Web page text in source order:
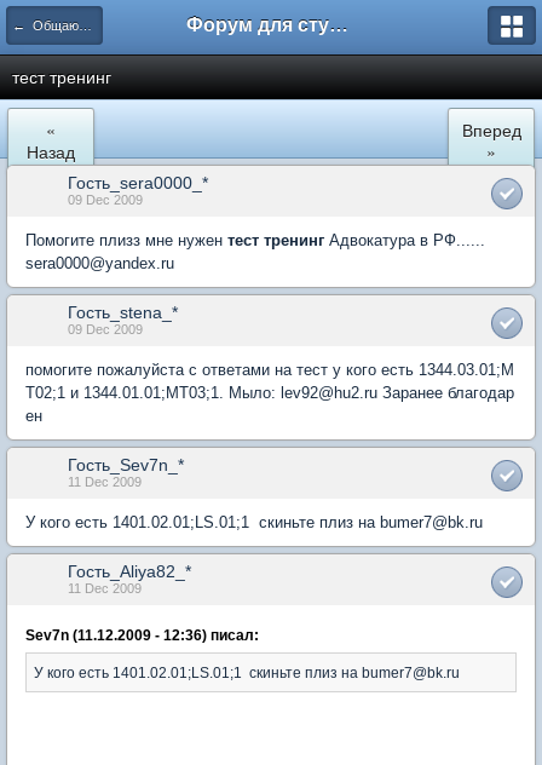
← Общаются экономисты Форум для студента СГА
тест тренинг
«
Назад
Вперед
»
Гость_sera0000_*
09 Dec 2009
Помогите плизз мне нужен тест тренинг Адвокатура в РФ......
sera0000@yandex.ru
Гость_stena_*
09 Dec 2009
помогите пожалуйста с ответами на тест у кого есть 1344.03.01;М
Т02;1 и 1344.01.01;МТ03;1. Мыло: lev92@hu2.ru Заранее благодар
ен
Гость_Sev7n_*
11 Dec 2009
У кого есть 1401.02.01;LS.01;1 скиньте плиз на bumer7@bk.ru
Гость_Aliya82_*
11 Dec 2009
Sev7n (11.12.2009 - 12:36) писал:
У кого есть 1401.02.01;LS.01;1 скиньте плиз на bumer7@bk.ru